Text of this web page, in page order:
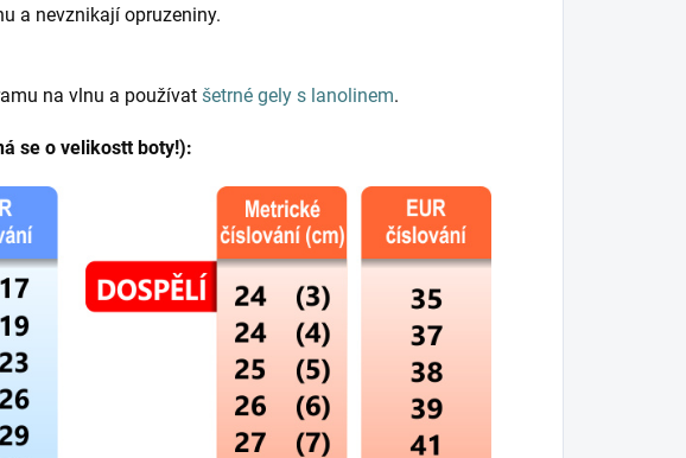
a nevznikají opruzeniny.
na vlnu a používat šetrné gely s lanolinem.
se o velikostt boty!):